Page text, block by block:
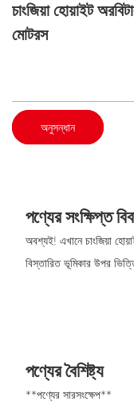
চাংজিয়া হোয়াইট
মোটরস
অনুসন্ধান
পণ্যের সংক্ষিপ্ত
অবশ্যই! এখানে চাংজিয়া
বিস্তারিত ভূমিকার উপর
পণ্যের বৈশিষ্ট্য
**পণ্যের সারসংক্ষেপ**